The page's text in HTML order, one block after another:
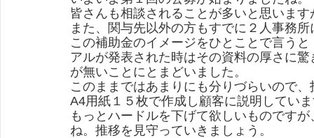
皆さんも相談されることが多いと思いま
また、関与先以外の方もすでに２人事務
この補助金のイメージをひとことで言う
アルが発表された時はその資料の厚さに
が無いことにとまどいました。
このままではあまりにも分りづらいので
A4用紙１５枚で作成し顧客に説明してい
もっとハードルを下げて欲しいものです
ね。推移を見守っていきましょう。